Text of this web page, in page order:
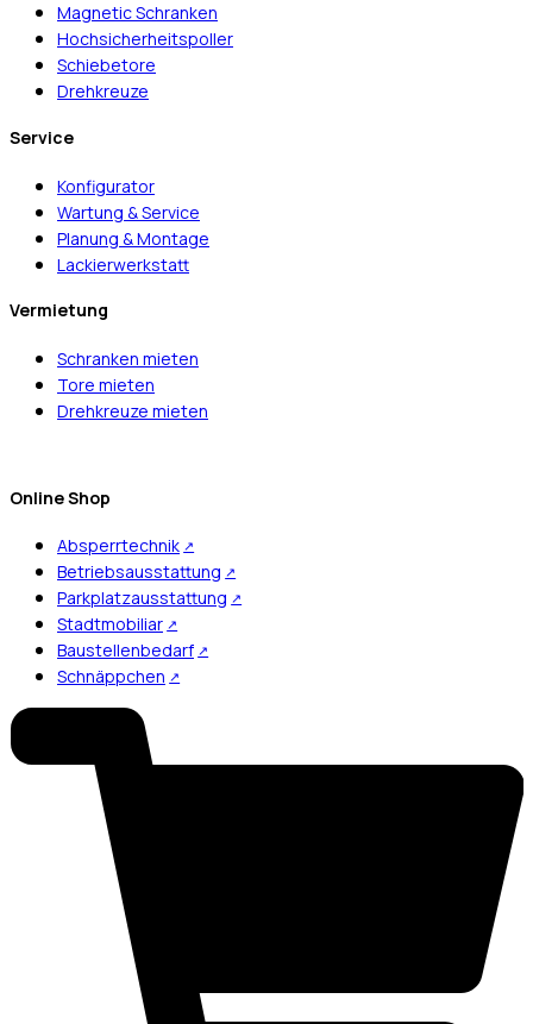
Magnetic Schranken
Hochsicherheitspoller
Schiebetore
Drehkreuze
Service
Konfigurator
Wartung & Service
Planung & Montage
Lackierwerkstatt
Vermietung
Schranken mieten
Tore mieten
Drehkreuze mieten
Online Shop
Absperrtechnik
Betriebsausstattung
Parkplatzausstattung
Stadtmobiliar
Baustellenbedarf
Schnäppchen